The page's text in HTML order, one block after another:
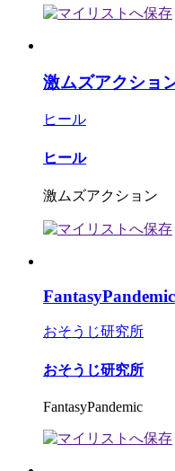
激ムズアクショ
ヒール
ヒール
激ムズアクション
FantasyPandemic
おそうじ研究所
おそうじ研究所
FantasyPandemic